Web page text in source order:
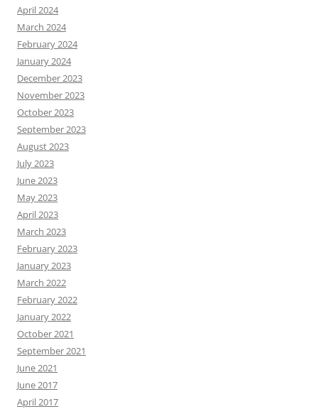
April 2024
March 2024
February 2024
January 2024
December 2023
November 2023
October 2023
September 2023
August 2023
July 2023
June 2023
May 2023
April 2023
March 2023
February 2023
January 2023
March 2022
February 2022
January 2022
October 2021
September 2021
June 2021
June 2017
April 2017